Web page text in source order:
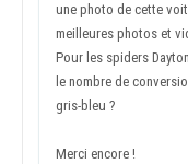
une photo de cette
meilleures photos et
Pour les spiders
le nombre de
gris-bleu ?
Merci encore !